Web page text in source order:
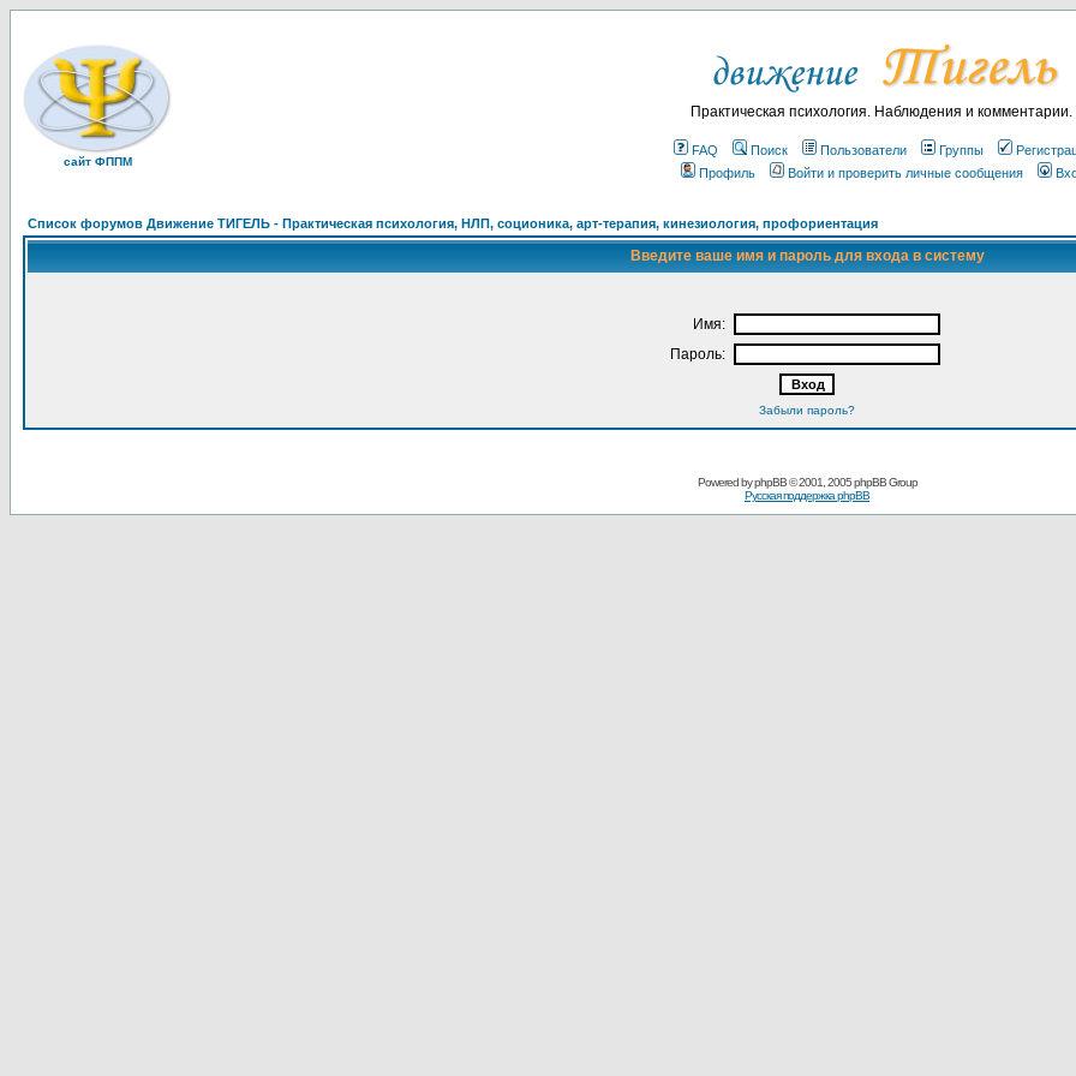
сайт ФППМ
Практическая психология. Наблюдения и комментарии.
FAQ Поиск Пользователи Группы
Профиль
Войти и проверить личные сообщения
Список форумов Движение ТИГЕЛЬ - Практическая психология, НЛП, соционика, арт-терапия, кинезиология, профориентация
Введите ваше имя и пароль для входа в систему
Имя:
Пароль:
Забыли пароль?
Powered byphpBB© 2001, 2005 phpBB Group
Русская поддержка phpBB